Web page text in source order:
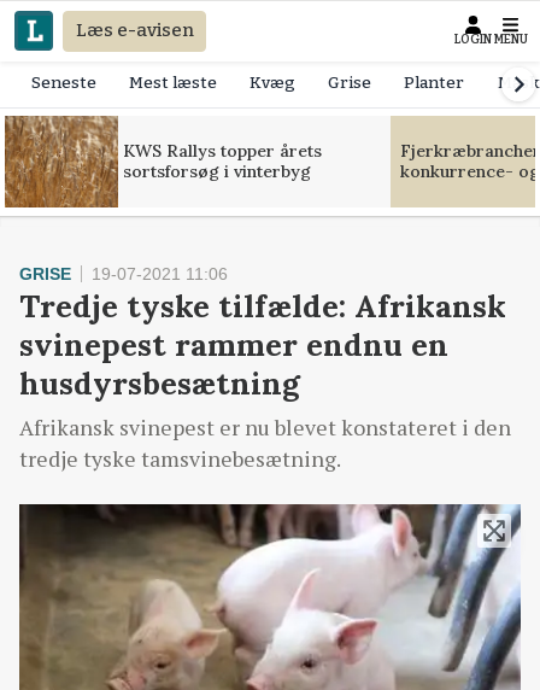
Læs e-avisen LOGIN MENU
Seneste Mest læste Kvæg Grise Planter
KWS Rallys topper årets
sortsforsøg i vinterbyg
konkurrence-
GRISE 19-07-2021 11:06
Tredje tyske tilfælde: Afrikansk
svinepest rammer endnu en
husdyrsbesætning
Afrikansk svinepest er nu blevet konstateret i den
tredje tyske tamsvinebesætning.